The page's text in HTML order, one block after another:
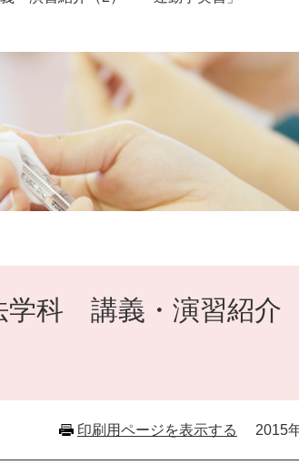
e
カ
ス
タ
ム
検
学科 講義・演習紹介
印刷用ページを表示する 2015